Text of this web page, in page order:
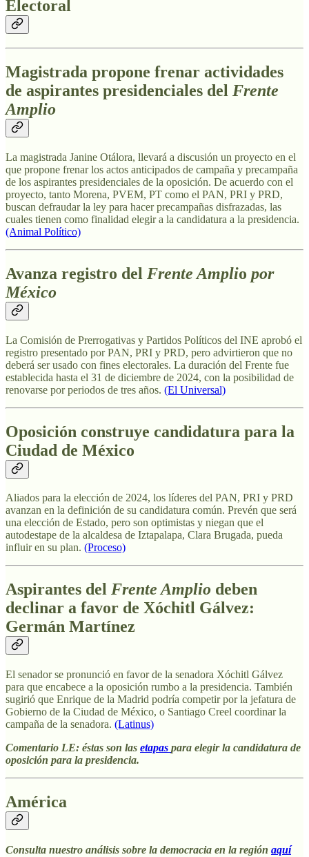
Electoral
Magistrada propone frenar actividades
de aspirantes presidenciales del Frente
Amplio
La magistrada Janine Otálora, llevará a discusión un proyecto en el
que propone frenar los actos anticipados de campaña y precampaña
de los aspirantes presidenciales de la oposición. De acuerdo con el
proyecto, tanto Morena, PVEM, PT como el PAN, PRI y PRD,
buscan defraudar la ley para hacer precampañas disfrazadas, las
cuales tienen como finalidad elegir a la candidatura a la presidencia.
(Animal Político)
Avanza registro del Frente Amplio por
México
La Comisión de Prerrogativas y Partidos Políticos del INE aprobó el
registro presentado por PAN, PRI y PRD, pero advirtieron que no
deberá ser usado con fines electorales. La duración del Frente fue
establecida hasta el 31 de diciembre de 2024, con la posibilidad de
renovarse por periodos de tres años. (El Universal)
Oposición construye candidatura para la
Ciudad de México
Aliados para la elección de 2024, los líderes del PAN, PRI y PRD
avanzan en la definición de su candidatura común. Prevén que será
una elección de Estado, pero son optimistas y niegan que el
autodestape de la alcaldesa de Iztapalapa, Clara Brugada, pueda
influir en su plan. (Proceso)
Aspirantes del Frente Amplio deben
declinar a favor de Xóchitl Gálvez:
Germán Martínez
El senador se pronunció en favor de la senadora Xóchitl Gálvez
para que encabece a la oposición rumbo a la presidencia. También
sugirió que Enrique de la Madrid podría competir por la jefatura de
Gobierno de la Ciudad de México, o Santiago Creel coordinar la
campaña de la senadora. (Latinus)
Comentario LE: éstas son las etapas para elegir la candidatura de
oposición para la presidencia.
América
Consulta nuestro análisis sobre la democracia en la región aquí